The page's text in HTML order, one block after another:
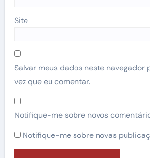
Site
Salvar meus dados neste navegador
vez que eu comentar.
Notifique-me sobre novos
Notifique-me sobre novas